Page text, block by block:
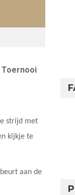
Toernooi
strijd met
kijkje te
aan de